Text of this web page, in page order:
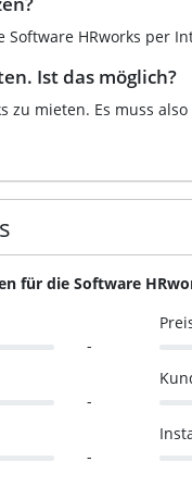
Software HRworks per
Ist das möglich?
zu mieten. Es muss
für die Software
-
-
-